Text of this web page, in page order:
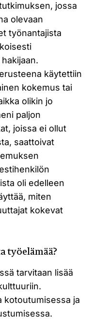
jossa
olevaan
työnantajista
käytettiin
kokemus tai
olikin jo
paljon
joissa ei ollut
saattoivat
oli edelleen
miten
kokevat
työelämää?
tarvitaan lisää
kotoutumisessa ja